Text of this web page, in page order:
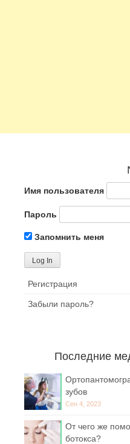
Имя пользователя
Пароль
Запомнить меня
Регистрация
Забыли пароль?
Последние
зубов
Сен 4, 2023
От чего же
ботокса?